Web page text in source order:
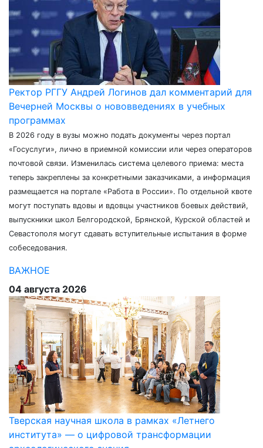
Ректор РГГУ Андрей Логинов дал комментарий для
Вечерней Москвы о нововведениях в учебных
программах
В 2026 году в вузы можно подать документы через портал
«Госуслуги», лично в приемной комиссии или через операторов
почтовой связи. Изменилась система целевого приема: места
теперь закреплены за конкретными заказчиками, а информация
размещается на портале «Работа в России». По отдельной квоте
могут поступать вдовы и вдовцы участников боевых действий,
выпускники школ Белгородской, Брянской, Курской областей и
Севастополя могут сдавать вступительные испытания в форме
собеседования.
ВАЖНОЕ
04 августа 2026
Тверская научная школа в рамках «Летнего
института» — о цифровой трансформации